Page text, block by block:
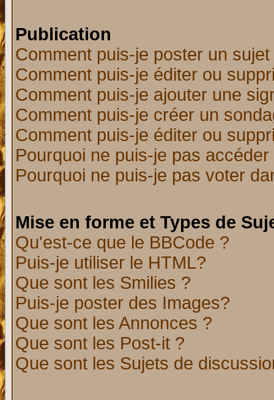
Publication
Comment puis-je poster un
Comment puis-je éditer ou
Comment puis-je ajouter une
Comment puis-je créer un
Comment puis-je éditer ou
Pourquoi ne puis-je pas
Pourquoi ne puis-je pas voter
Mise en forme et Types de
Qu'est-ce que le BBCode ?
Puis-je utiliser le HTML?
Que sont les Smilies ?
Puis-je poster des Images?
Que sont les Annonces ?
Que sont les Post-it ?
Que sont les Sujets de